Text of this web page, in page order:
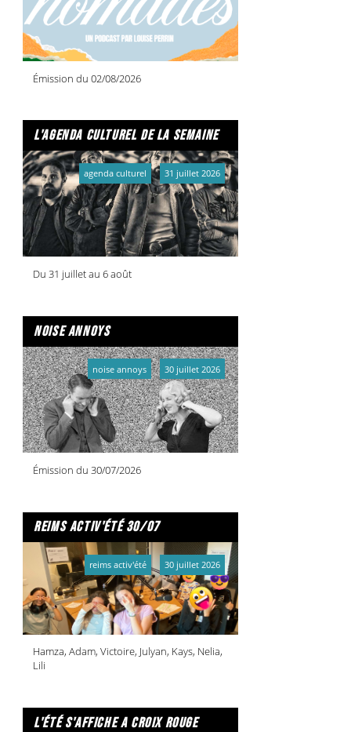
Émission du 02/08/2026
l'agenda culturel de la semaine
Du 31 juillet au 6 août
agenda culturel 31 juillet 2026
noise annoys
Émission du 30/07/2026
noise annoys 30 juillet 2026
reims activ'été 30/07
Hamza, Adam, Victoire, Julyan, Kays, Nelia,
Lili
reims activ'été 30 juillet 2026
l'été s'affiche a croix rouge